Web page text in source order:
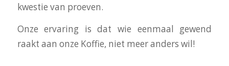
kwestie van proeven.
Onze ervaring is dat wie eenmaal gewend
raakt aan onze Koffie, niet meer anders wil!